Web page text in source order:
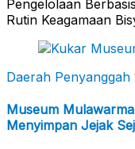
Pengelolaan
Rutin Keagamaan
Daerah Penyanggah
Museum
Menyimpan Jejak